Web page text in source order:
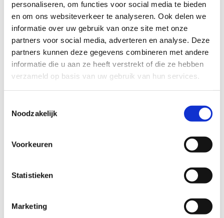
personaliseren, om functies voor social media te bieden
en om ons websiteverkeer te analyseren. Ook delen we
informatie over uw gebruik van onze site met onze
partners voor social media, adverteren en analyse. Deze
partners kunnen deze gegevens combineren met andere
informatie die u aan ze heeft verstrekt of die ze hebben
verzameld op basis van uw gebruik van hun services.
Noodzakelijk
Voorkeuren
Statistieken
Marketing
Bekijk de tarieven
Koop je ticket